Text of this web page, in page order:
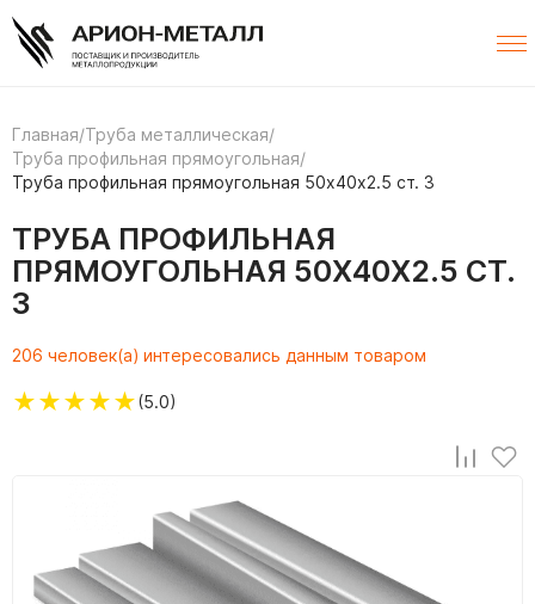
Главная/Труба металлическая/
Труба профильная прямоугольная/
Труба профильная прямоугольная 50х40х2.5 ст. 3
ТРУБА ПРОФИЛЬНАЯ
ПРЯМОУГОЛЬНАЯ 50Х40Х2.5 СТ.
3
206 человек(а) интересовались данным товаром
★★★★★(5.0)